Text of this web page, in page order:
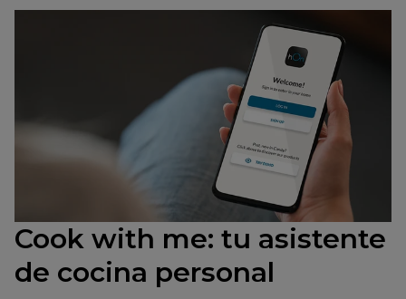
Cook with me: tu asistente
de cocina personal